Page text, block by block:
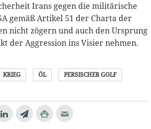
Irans gegen die militärische
gemäß Artikel 51 der Charta der
nicht zögern und auch den Ursprung
der Aggression ins Visier nehmen.
KRIEG ÖL PERSISCHER GOLF